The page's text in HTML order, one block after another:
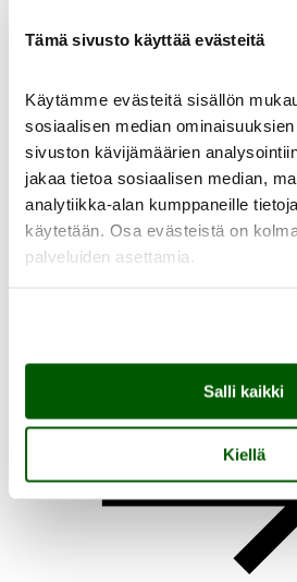
Tämä sivusto käyttää evästeitä
Käytämme evästeitä sisällön
sosiaalisen median
sivuston kävijämäärien
jakaa tietoa sosiaalisen median,
analytiikka-alan kumppaneille
käytetään. Osa evästeistä on
palveluiden asettamia.
Salli kaikki
Kiellä
Taideteolliset kokoelmat
Meistä
Meistä
Taidemuseon ystävät